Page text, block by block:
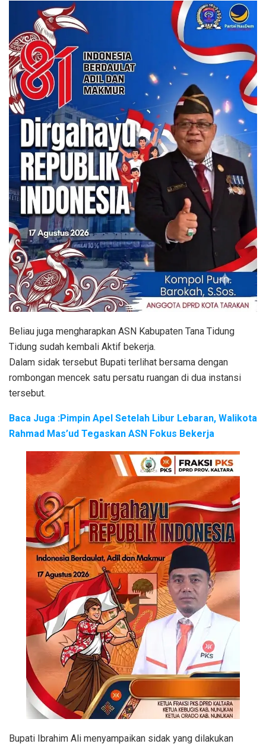
Beliau juga mengharapkan ASN Kabupaten Tana Tidung
Tidung sudah kembali Aktif bekerja.
Dalam sidak tersebut Bupati terlihat bersama dengan
rombongan mencek satu persatu ruangan di dua instansi
tersebut.
Baca Juga :Pimpin Apel Setelah Libur Lebaran, Walikota
Rahmad Mas’ud Tegaskan ASN Fokus Bekerja
Bupati Ibrahim Ali menyampaikan sidak yang dilakukan